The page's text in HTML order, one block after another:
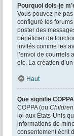
Pourquoi dois-je
Vous pouvez ne
configuré les
poster des
bénéficier de
invités comme les
l’envoi de courriels
etc. La création
Haut
Que signifie
COPPA (ou
loi aux États-Unis
informations de
consentement écrit